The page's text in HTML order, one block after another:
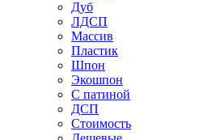
Дуб
ЛДСП
Массив
Пластик
Шпон
Экошпон
С патиной
ДСП
Стоимость